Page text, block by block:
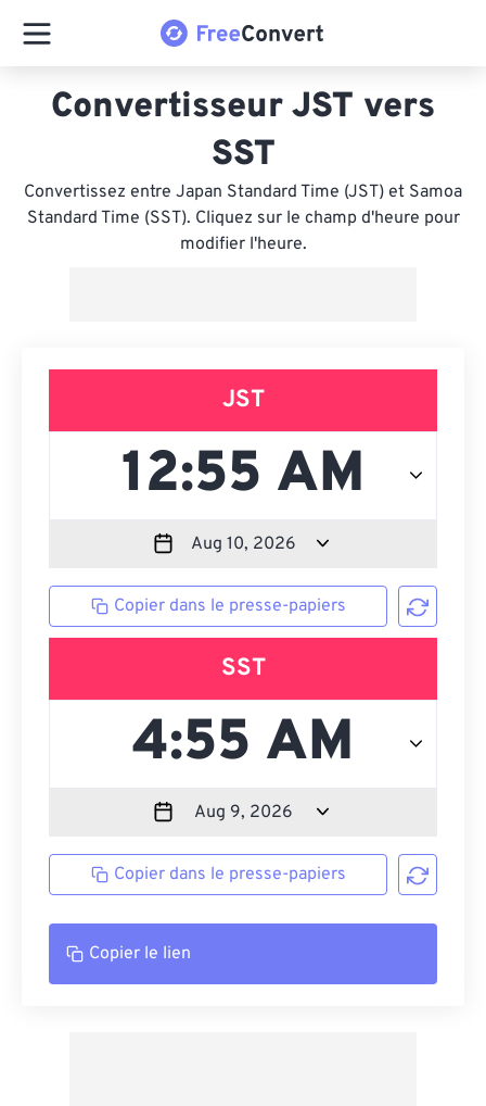
Convertisseur JST vers
SST
Convertissez entre Japan Standard Time (JST) et Samoa
Standard Time (SST). Cliquez sur le champ d'heure pour
modifier l'heure.
JST
Copier dans le presse-papiers
SST
Copier dans le presse-papiers
Copier le lien